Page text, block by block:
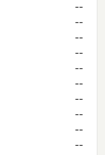
--
--
--
--
--
--
--
--
--
--